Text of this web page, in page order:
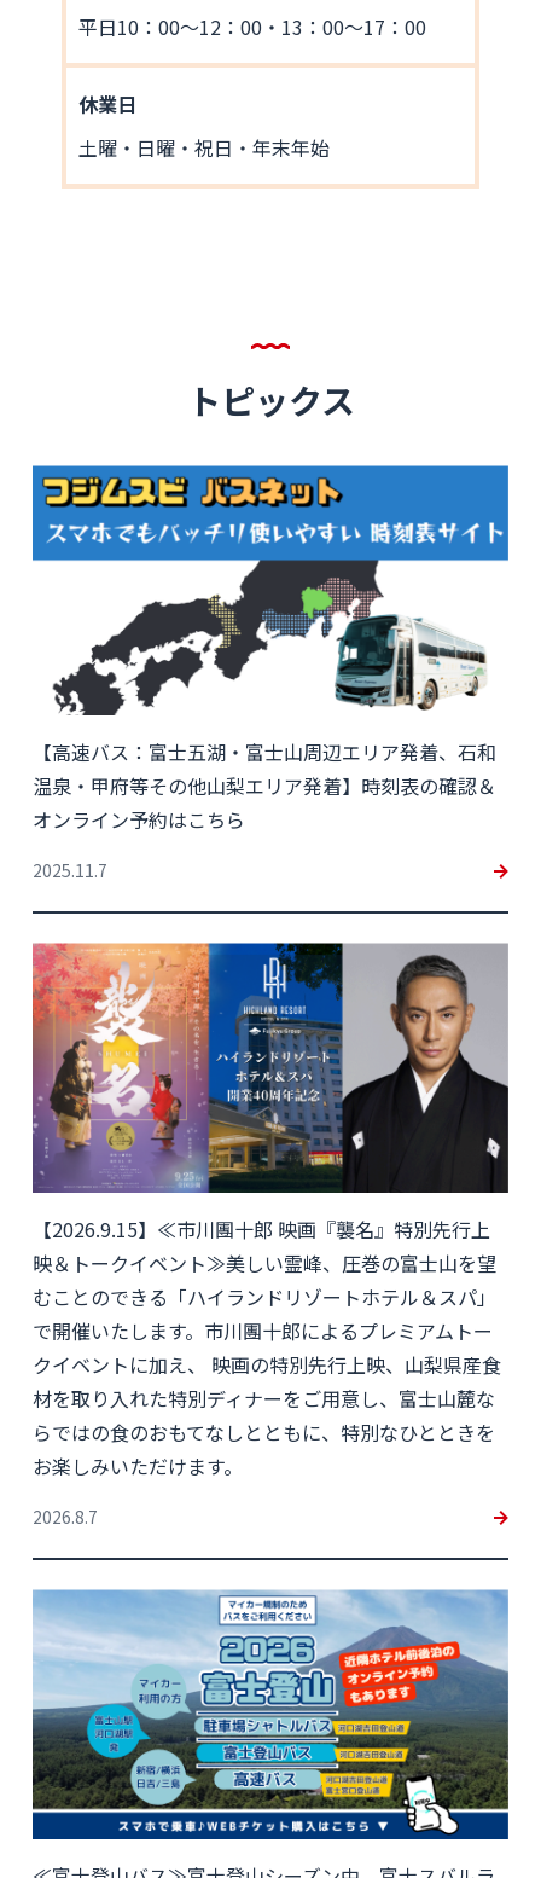
平日10：00～12：00・13：00～17：00
休業日
土曜・日曜・祝日・年末年始
トピックス
【高速バス：富士五湖・富士山周辺エリア発着、石和
温泉・甲府等その他山梨エリア発着】時刻表の確認＆
オンライン予約はこちら
2025.11.7
【2026.9.15】≪市川團十郎 映画『襲名』特別先行上
映＆トークイベント≫美しい霊峰、圧巻の富士山を望
むことのできる「ハイランドリゾートホテル＆スパ」
で開催いたします。市川團十郎によるプレミアムトー
クイベントに加え、 映画の特別先行上映、山梨県産食
材を取り入れた特別ディナーをご用意し、富士山麓な
らではの食のおもてなしとともに、特別なひとときを
お楽しみいただけます。
2026.8.7